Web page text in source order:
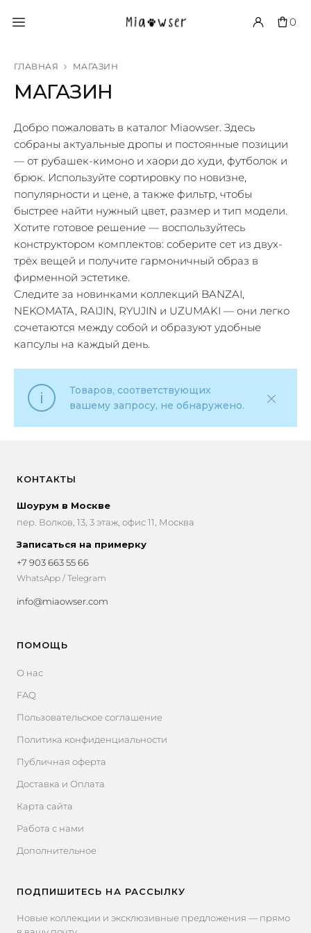
0
ГЛАВНАЯ МАГАЗИН
МАГАЗИН
Добро пожаловать в каталог Miaowser. Здесь
собраны актуальные дропы и постоянные позиции
— от рубашек-кимоно и хаори до худи, футболок и
брюк. Используйте сортировку по новизне,
популярности и цене, а также фильтр, чтобы
быстрее найти нужный цвет, размер и тип модели.
Хотите готовое решение — воспользуйтесь
конструктором комплектов: соберите сет из двух-
трёх вещей и получите гармоничный образ в
фирменной эстетике.
Следите за новинками коллекций BANZAI,
NEKOMATA, RAIJIN, RYUJIN и UZUMAKI — они легко
сочетаются между собой и образуют удобные
капсулы на каждый день.
Товаров, соответствующих
вашему запросу, не обнаружено.
КОНТАКТЫ
Шоурум в Москве
пер. Волков, 13, 3 этаж, офис 11, Москва
Записаться на примерку
+7 903 663 55 66
WhatsApp / Telegram
info@miaowser.com
ПОМОЩЬ
О нас
FAQ
Пользовательское соглашение
Политика конфиденциальности
Публичная оферта
Доставка и Оплата
Карта сайта
Работа с нами
Дополнительное
ПОДПИШИТЕСЬ НА РАССЫЛКУ
Новые коллекции и эксклюзивные предложения — прямо